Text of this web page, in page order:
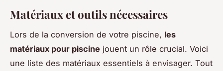
Matériaux et outils nécessaires
Lors de la conversion de votre piscine, les
matériaux pour piscine jouent un rôle crucial. Voici
une liste des matériaux essentiels à envisager. Tout